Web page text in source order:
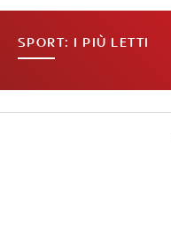
SPORT: I PIÙ LETTI